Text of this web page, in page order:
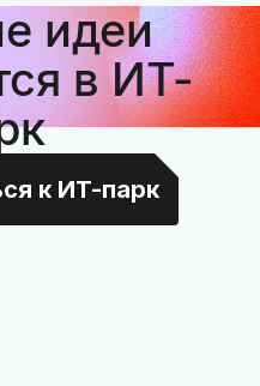
идеи
в ИТ-
к ИТ-парк